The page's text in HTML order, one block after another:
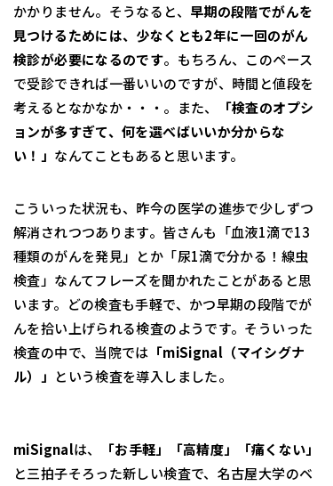
かかりません。そうなると、 早期の段階でがんを
見つけるためには、少なくとも2年に一回のがん
検診が必要になるのです。もちろん、このペース
で受診できれば一番いいのですが、時間と値段を
考えるとなかなか・・・。また、
「検査のオプシ
ョンが多すぎて、何を選べばいいか分からな
い！」 なんてこともあると思います。
こういった状況も、昨今の医学の進歩で少しずつ
解消されつつあります。皆さんも「血液1滴で13
種類のがんを発見」とか「尿1滴で分かる！線虫
検査」なんてフレーズを聞かれたことがあると思
います。どの検査も手軽で、かつ早期の段階でが
んを拾い上げられる検査のようです。そういった
検査の中で、当院では 「miSignal （マイシグナ
ル）」 という検査を導入しました。
miSignalは、
「お手軽」「高精度」「痛くない」
と三拍子そろった新しい検査で、名古屋大学のベ